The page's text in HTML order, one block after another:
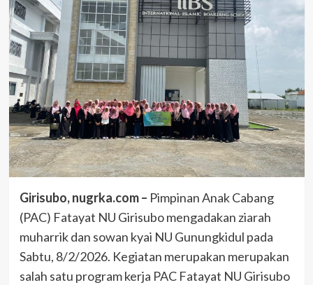
Girisubo, nugrka.com – Pimpinan Anak Cabang
(PAC) Fatayat NU Girisubo mengadakan ziarah
muharrik dan sowan kyai NU Gunungkidul pada
Sabtu, 8/2/2026. Kegiatan merupakan merupakan
salah satu program kerja PAC Fatayat NU Girisubo